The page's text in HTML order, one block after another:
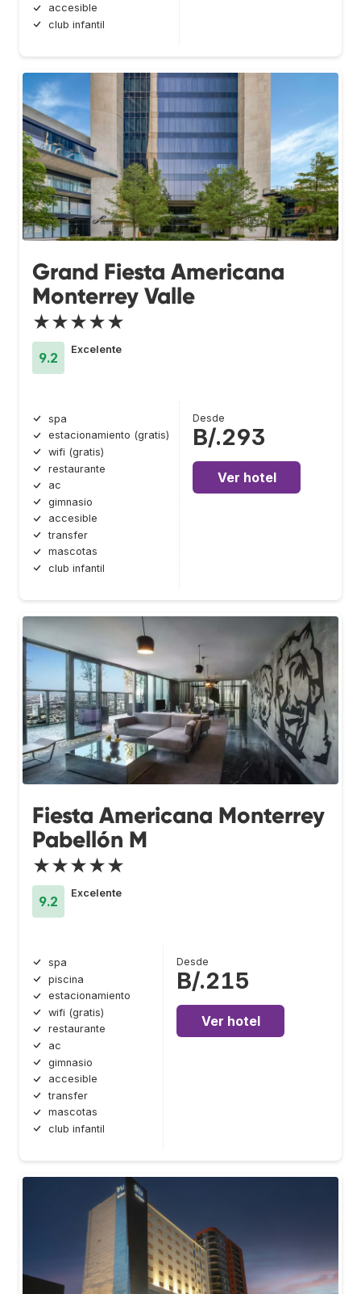
accesible
club infantil
Grand Fiesta Americana
Monterrey Valle
★★★★★
9.2
Excelente
spa
estacionamiento (gratis)
wifi (gratis)
restaurante
ac
gimnasio
accesible
transfer
mascotas
club infantil
Desde
B/.293
Ver hotel
Fiesta Americana Monterrey
Pabellón M
★★★★★
9.2
Excelente
spa
piscina
estacionamiento
wifi (gratis)
restaurante
ac
gimnasio
accesible
transfer
mascotas
club infantil
Desde
B/.215
Ver hotel